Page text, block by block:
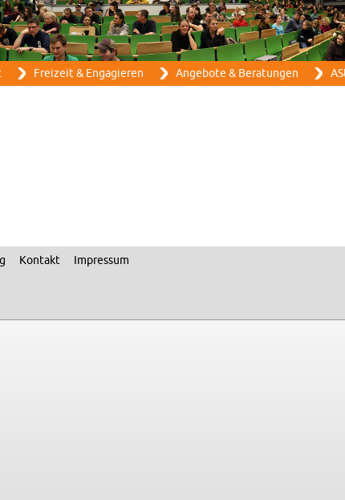
Direkt zum Inhalt
Frei­zeit & En­ga­gie­ren An­ge­bo­te & Be­ra­tun­gen
Kon­takt
Im­pres­sum